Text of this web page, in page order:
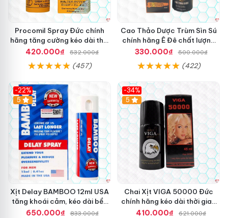
Procomil Spray Đức chính
hãng tăng cường kéo dài thời
gian hiệu quả
420.000₫ 532.000₫
(457)
Cao Thảo Dược Trùm Sìn Sú
chính hãng Ê Đê chất lượng
tốt
330.000₫ 500.000₫
(422)
-22%
5
Xịt Delay BAMBOO 12ml USA
tăng khoái cảm, kéo dài bền
lâu
650.000₫ 833.000₫
-34%
5
Chai Xịt VIGA 50000 Đức
chính hãng kéo dài thời gian
lâu
410.000₫ 621.000₫